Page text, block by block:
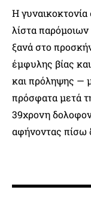
Η
λίστα
ξανά στο
έμφυλης βίας
και πρόληψης —
πρόσφατα μετά
39χρονη
αφήνοντας πίσω